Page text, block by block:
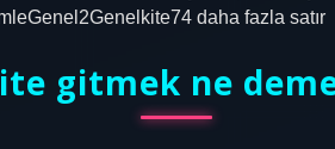
daha fazla satır
gitmek ne